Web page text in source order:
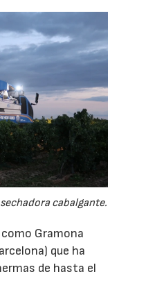
cabalgante.
Gramona
que ha
de hasta el